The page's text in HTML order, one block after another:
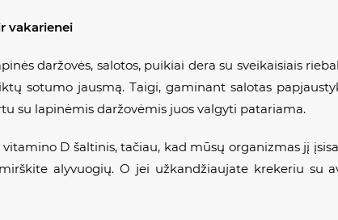
vakarienei
daržovės, salotos, puikiai dera su sveikaisiais
sotumo jausmą. Taigi, gaminant salotas
su lapinėmis daržovėmis juos valgyti patariama.
D šaltinis, tačiau, kad mūsų organizmas jį
alyvuogių. O jei užkandžiaujate krekeriu su